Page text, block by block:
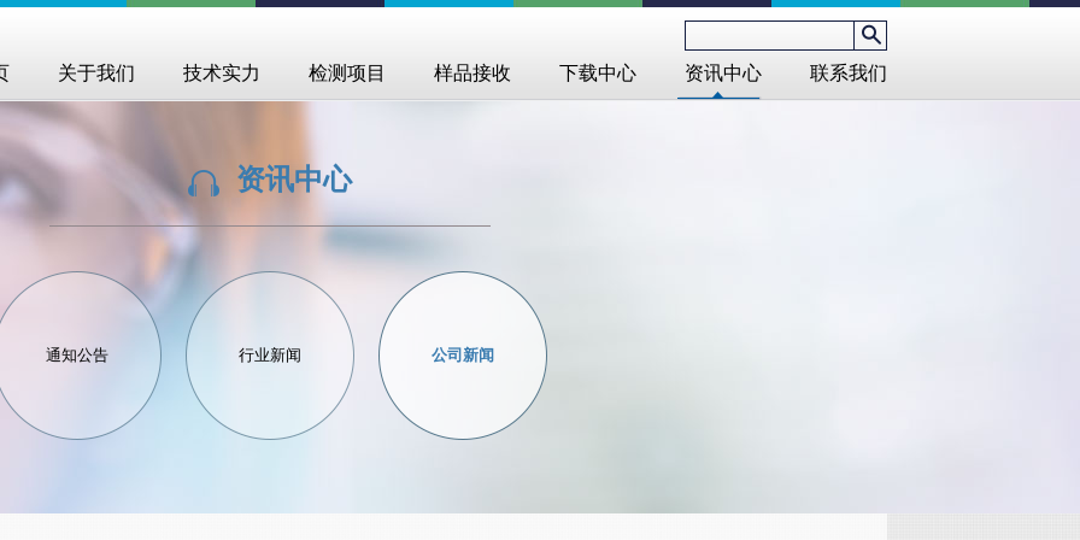
关于我们 技术实力 检测项目 样品接收 下载中心 资讯中心 联系我们
资讯中心
通知公告 行业新闻 公司新闻